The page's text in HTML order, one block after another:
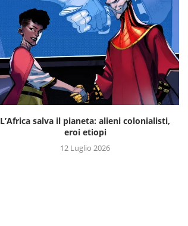
L’Africa salva il pianeta: alieni colonialisti,
eroi etiopi
12 Luglio 2026